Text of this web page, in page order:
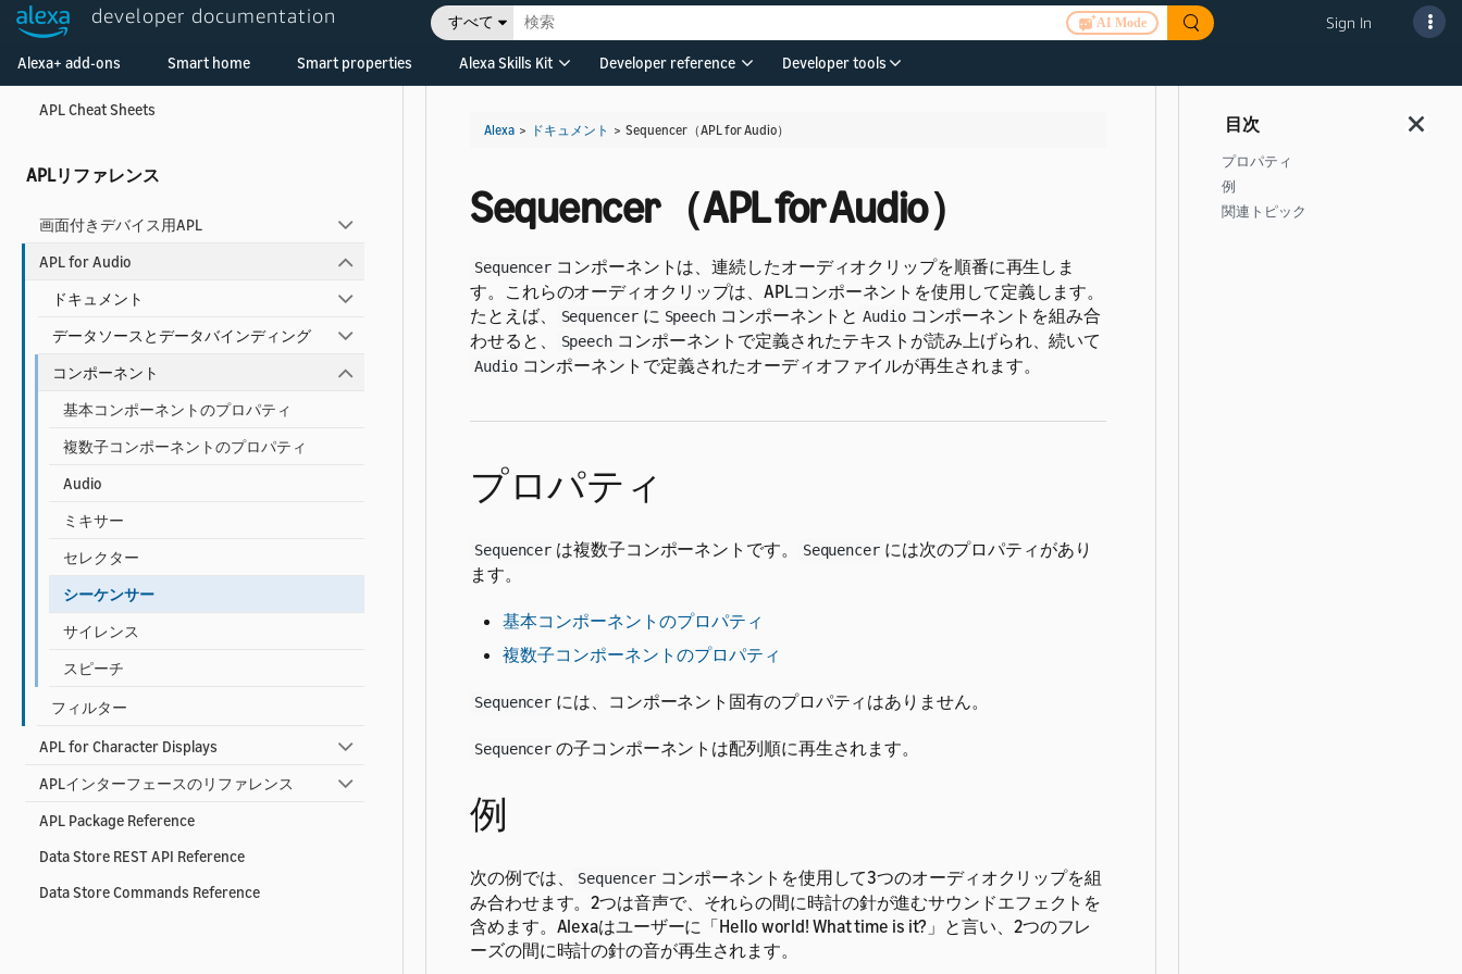
developer documentation すべて AI Mode Sign In
Alexa+ add-ons Smart home Smart properties Alexa Skills Kit Developer reference Developer tools
APLアクセシビリティガイド
APLドキュメントのレイテンシーを短縮する
APL Cheat Sheets
APLリファレンス
画面付きデバイス用APL
APL for Audio
ドキュメント
データソースとデータバインディング
コンポーネント
基本コンポーネントのプロパティ
複数子コンポーネントのプロパティ
Audio
ミキサー
セレクター
シーケンサー
サイレンス
スピーチ
フィルター
APL for Character Displays
APLインターフェースのリファレンス
APL Package Reference
Data Store REST API Reference
Data Store Commands Reference
Alexa > ドキュメント > Sequencer（APL for Audio）
Sequencer（APL for Audio）
Sequencer コンポーネントは、連続したオーディオクリップを順番に再生しま
す。これらのオーディオクリップは、APLコンポーネントを使用して定義します。
たとえば、
Sequencer に Speech コンポーネントと Audio コンポーネントを組み合
わせると、
Speech コンポーネントで定義されたテキストが読み上げられ、続いて
Audio コンポーネントで定義されたオーディオファイルが再生されます。
プロパティ
Sequencer は複数子コンポーネントです。 Sequencer には次のプロパティがあり
ます。
基本コンポーネントのプロパティ
複数子コンポーネントのプロパティ
Sequencer には、コンポーネント固有のプロパティはありません。
Sequencer の子コンポーネントは配列順に再生されます。
例
次の例では、 Sequencer コンポーネントを使用して3つのオーディオクリップを組
み合わせます。2つは音声で、それらの間に時計の針が進むサウンドエフェクトを
含めます。Alexaはユーザーに「Hello world! What time is it?」と言い、2つのフレ
ーズの間に時計の針の音が再生されます。
プロパティ
例
関連トピック
Welcome! Ask the DevAssistant